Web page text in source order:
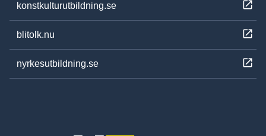
konstkulturutbildning.se
blitolk.nu
nyrkesutbildning.se